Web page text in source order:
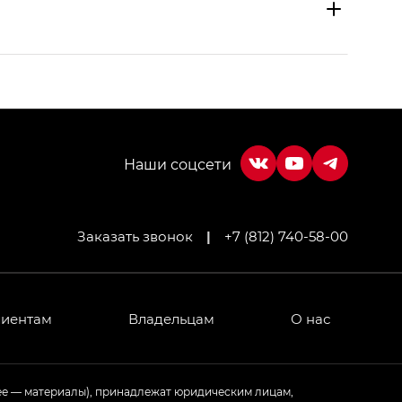
— GX PREMIUM, Джи Эти — GT, Джи Эль —
— GB AWD, Джи Эль Полный привод —
Заказать звонок | +7 (812) 740-58-00
Владельцам О нас
— материалы), принадлежат юридическим лицам,